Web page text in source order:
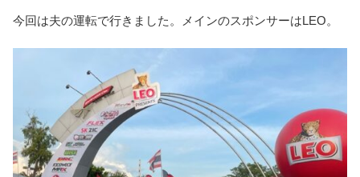
今回は夫の運転で行きました。メインのスポンサーはLEO。